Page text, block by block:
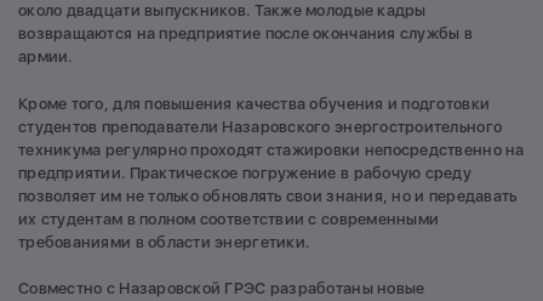
около двадцати выпускников. Также молодые кадры
возвращаются на предприятие после окончания службы в
армии.
Кроме того, для повышения качества обучения и подготовки
студентов преподаватели Назаровского энергостроительного
техникума регулярно проходят стажировки непосредственно на
предприятии. Практическое погружение в рабочую среду
позволяет им не только обновлять свои знания, но и передавать
их студентам в полном соответствии с современными
требованиями в области энергетики.
Совместно с Назаровской ГРЭС разработаны новые